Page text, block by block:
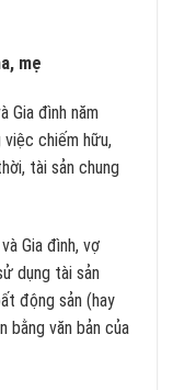
mẹ
Gia đình năm
chiếm hữu,
tài sản chung
Gia đình, vợ
dụng tài sản
động sản (hay
bằng văn bản của